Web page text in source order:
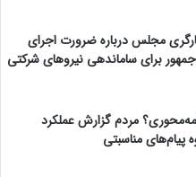
مجلس درباره ضرورت اجرای
برای ساماندهی نیروهای شرکتی
مردم گزارش عملکرد
پیام‌های مناسبتی